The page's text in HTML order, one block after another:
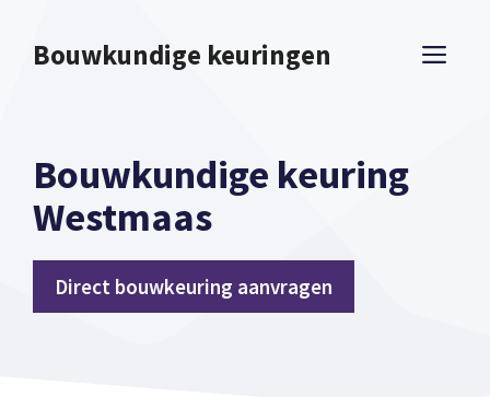
naarBouwkundige keuringen
Bouwkundige keuring
Westmaas
Direct bouwkeuring aanvragen